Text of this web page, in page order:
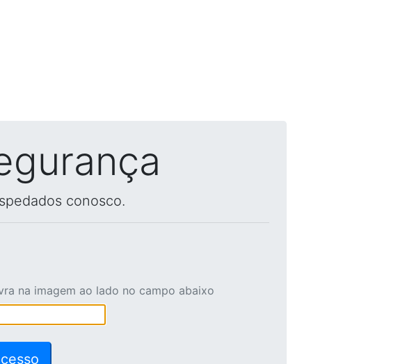
conosco.
na imagem ao lado no campo abaixo